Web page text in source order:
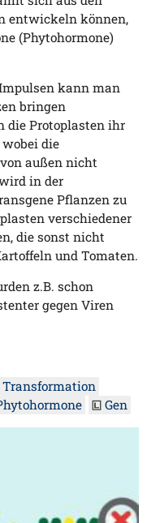
entwickeln können,
(Phytohormone)
kann man
bringen
die Protoplasten ihr
die
außen nicht
in der
Pflanzen zu
verschiedener
die sonst nicht
und Tomaten.
z.B. schon
gegen Viren
Transformation
Gen